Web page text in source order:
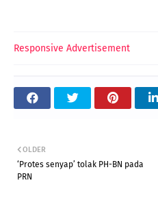
Responsive Advertisement
OLDER
‘Protes senyap’ tolak PH-BN pada
PRN